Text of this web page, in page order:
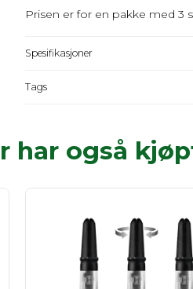
Prisen er for en pakke med 3
Spesifikasjoner
Tags
har også